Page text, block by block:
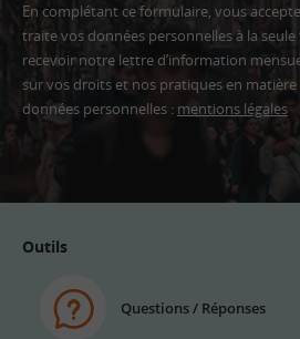
En complétant ce formulaire, vous
traite vos données personnelles à la
recevoir notre lettre d’information
sur vos droits et nos pratiques en
données personnelles : mentions légales
Outils
Questions / Réponses